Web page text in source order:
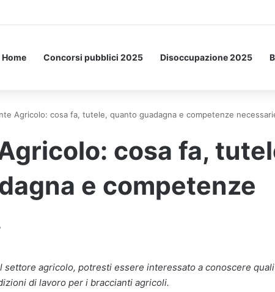
Home Concorsi pubblici 2025 Disoccupazione 2025
Agricolo: cosa fa, tutele, quanto guadagna e competenze
cosa fa,
e competenze
settore agricolo, potresti essere interessato a conoscere
di lavoro per i braccianti agricoli.